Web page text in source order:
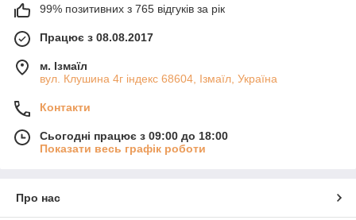
99% позитивних з 765 відгуків за рік
Працює з 08.08.2017
м. Ізмаїл
вул. Клушина 4г індекс 68604, Ізмаїл, Україна
Контакти
Сьогодні працює з 09:00 до 18:00
Показати весь графік роботи
Про нас